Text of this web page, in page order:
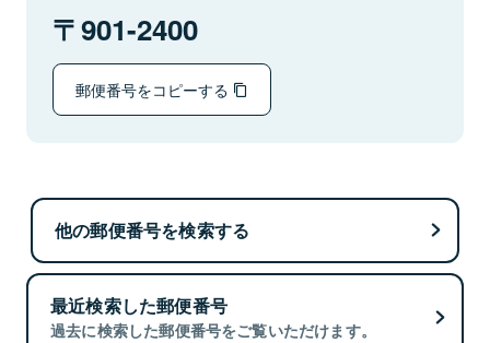
901-2400
郵便番号をコピーする
他の郵便番号を検索する
最近検索した郵便番号
過去に検索した郵便番号をご覧いただけます。